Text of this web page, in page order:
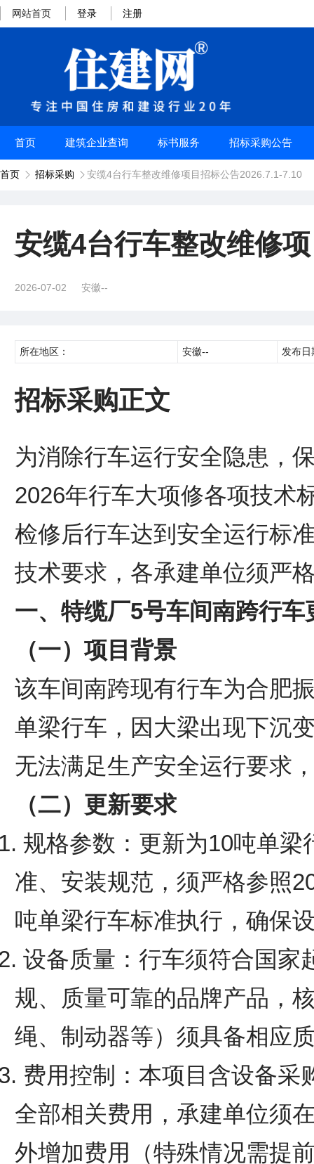
网站首页 登录 注册
首页 建筑企业查询 标书服务 招标采购公告
首页  招标采购  安缆4台行车整改维修项目招标公告2026.7.1-7.10
安缆4台行车整改维修
2026-07-02 安徽--
所在地区： 安徽-- 发布日
招标采购正文
为消除行车运行安全隐患，
2026年行车大项修各项技术
检修后行车达到安全运行标
技术要求，各承建单位须严
一、特缆厂5号车间南跨行车
（一）项目背景
该车间南跨现有行车为合肥
单梁行车，因大梁出现下沉
无法满足生产安全运行要求
（二）更新要求
规格参数：更新为10吨单
准、安装规范，须严格参照
吨单梁行车标准执行，确保
设备质量：行车须符合国家
规、质量可靠的品牌产品，
绳、制动器等）须具备相应
费用控制：本项目含设备采
全部相关费用，承建单位须
外增加费用（特殊情况需提